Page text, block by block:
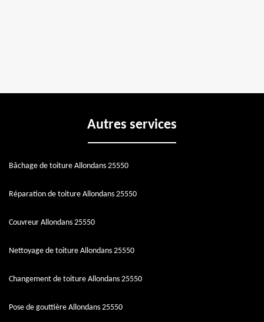
Autres services
Bâchage de toiture Allondans 25550
Réparation de toiture Allondans 25550
Couvreur Allondans 25550
Nettoyage de toiture Allondans 25550
Changement de toiture Allondans 25550
Pose de gouttière Allondans 25550